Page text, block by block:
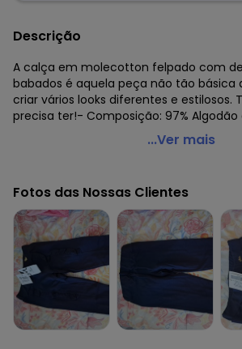
Descrição
A calça em molecotton felpado com
babados é aquela peça não tão básica
criar vários looks diferentes e estilosos.
precisa ter!- Composição: 97% Algodão
Milli e Nina - Calça Menina Molecotton
Código do produto: 7037290
Fornecedor: MARLAN MALHAS LTDA /
19
Feito: Brasil
Cuidados para conservação do
Similares, utilizar tecido para passar, não
branqueadores ópticos
Tecido: Molecotton
Composição: 97% Algodão e 3% Elastano
...Ver mais
Fotos das Nossas Clientes